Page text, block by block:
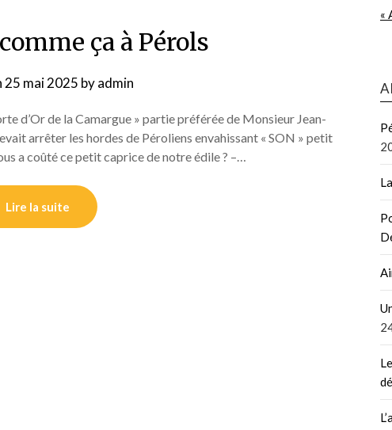
ça à Pérols
25 mai 2025 byadmin
d’Or de la Camargue » partie préférée de Monsieur Jean-
arrêter les hordes de Péroliens envahissant « SON » petit
a coûté ce petit caprice de notre édile ? –…
Lire la suite
«